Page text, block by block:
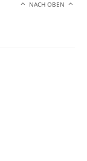
NACH OBEN